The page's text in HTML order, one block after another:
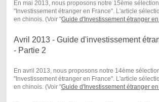
En mai 2013, nous proposons notre 15ème
"Investissement étranger en France". L'article
en chinois. (Voir "Guide d'Investissement étranger
Avril 2013 - Guide d'investissement
- Partie 2
En avril 2013, nous proposons notre 14ème
"Investissement étranger en France". L'article
en chinois. (Voir "Guide d'Investissement étranger